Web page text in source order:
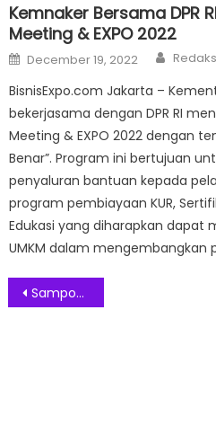
Kemnaker Bersama DPR
Meeting & EXPO 2022
Posted
on
December 19, 2022 Author
BisnisExpo.com Jakarta –
bekerjasama dengan DPR RI
Meeting & EXPO 2022 dengan
Benar”. Program ini bertujuan
penyaluran bantuan kepada
program pembiayaan KUR,
Edukasi yang diharapkan dapat
UMKM dalam mengembangkan
Post
Sampoerna University: Pentingnya Integrasi AI dalam Pendidikan